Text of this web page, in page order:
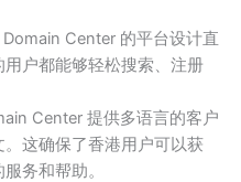
Domain Center 的平台设计直
户都能够轻松搜索、注册
Center 提供多语言的客户
这确保了香港用户可以获
务和帮助。